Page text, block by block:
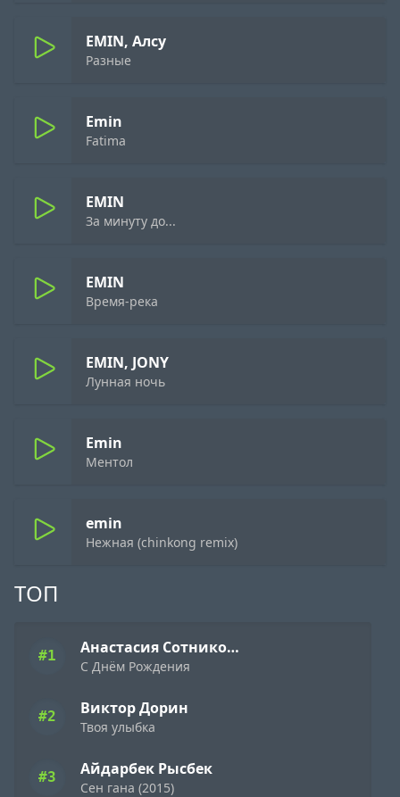
ТОП
#1 Анастасия Сотникова
С Днём Рождения
#2 Виктор Дорин
Твоя улыбка
#3 Айдарбек Рысбек
Сен гана (2015)
EMIN, Алсу
Разные
Emin
Fatima
EMIN
За минуту до...
EMIN
Время-река
EMIN, JONY
Лунная ночь
Emin
Ментол
emin
Нежная (chinkong remix)